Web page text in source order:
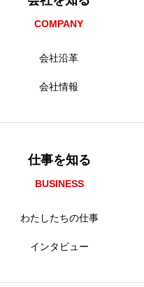
COMPANY
会社沿革
会社情報
仕事を知る
BUSINESS
わたしたちの仕事
インタビュー